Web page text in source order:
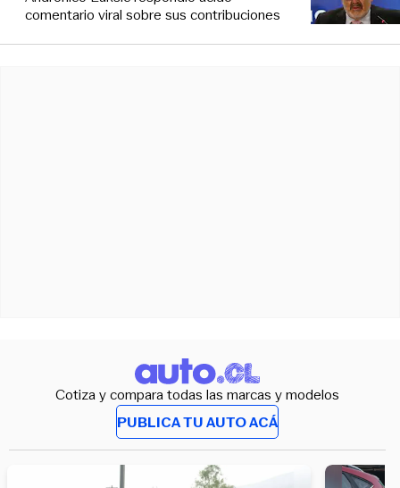
comentario viral sobre sus contribuciones
Cotiza y compara todas las marcas y modelos
PUBLICA TU AUTO ACÁ